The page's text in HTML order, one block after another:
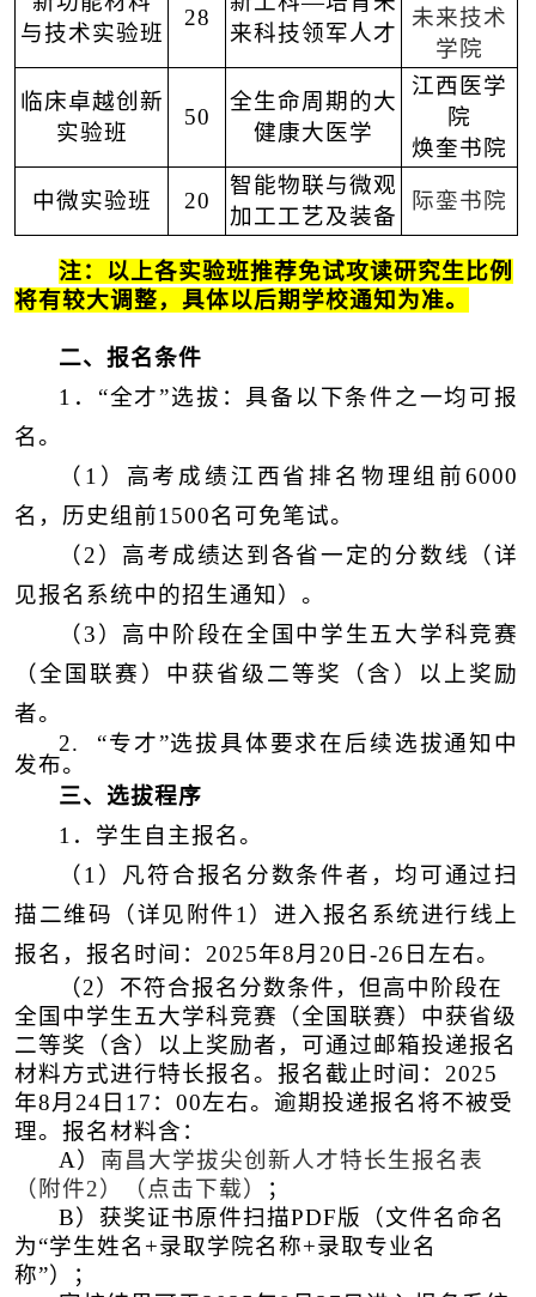
与技术实验班
28
来科技领军人才
未来技术
学院
临床卓越创新
实验班
50
全生命周期的大
健康大医学
江西医学
院
焕奎书院
中微实验班 20
智能物联与微观
加工工艺及装备
际銮书院
注：以上各实验班推荐免试攻读研究生比例
将有较大调整，具体以后期学校通知为准。
二、报名条件
1．“全才”选拔：具备以下条件之一均可报
名。
（1）高考成绩江西省排名物理组前6000
名，历史组前1500名可免笔试。
（2）高考成绩达到各省一定的分数线
（详
见报名系统中的招生通知 ） 。
（ 3 ）高中阶段在全国中学生五大学科竞赛
（全国联赛）中获省级二等奖
（含 ）
以上奖励
者。
2. “专才”选拔具体要求在后续选拔通知中
发布。
三、选拔程序
1．学生自主报名。
（ 1 ） 凡符合报名 分数条件者，均可通过扫
描二维码（详见附件1）进入报名系统进行线上
报名，报名时间：2025年8月20日-26日左右。
（2） 不符合报名分数条件，但高中阶段在
全国中学生五大学科竞赛（全国联赛）中获省级
二等奖 （含） 以上奖励者 ， 可通过邮箱投递报名
材料方式进行特长报名。报名截止时间：2025
年8月24日17：00左右。逾期投递报名将不被受
理。报名材料含：
A） 南昌大学拔尖创新人才特长生报名表
（附件2）（点击下载）
；
B）获奖证书原件扫描PDF版（文件名命名
为“学生姓名+录取学院名称+录取专业名
称”）；